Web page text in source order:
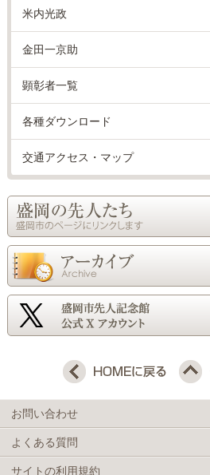
米内光政
金田一京助
顕彰者一覧
各種ダウンロード
交通アクセス・マップ
お問い合わせ
よくある質問
サイトの利用規約